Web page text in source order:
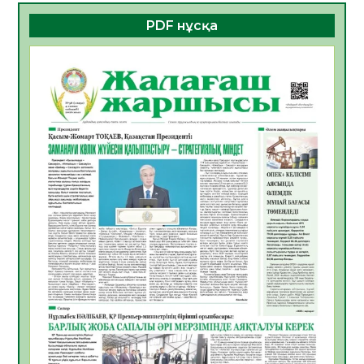
10.08.2026
9 0
САНАЛЫ ТАҢДАУ – ЖАРҚЫН БОЛАШАҚҚА
БАСТАР ЖОЛ
10.08.2026
18
ҚҰРЫЛТАЙ САЙЛАУЫ – АЗАМАТТЫҚ
БЕЛСЕНДІЛІКТІҢ МАҢЫЗДЫ КӨРІНІСІ
10.08.2026
18
Мемлекет басшысы Қасым-Жомарт
Тоқаевтың Абай күнімен құттықтауы
10.08.2026
10
«Жастар және заң мен тәртіп» атты
облыстық жайдарман ойындары өтті
10.08.2026
10
Өңірде «Кең дала-2» бағдарламасы арқылы
80 шаруашылық қаржыландырылды
PDF нұсқа